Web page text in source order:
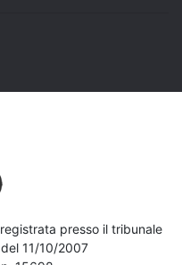
presso il tribunale
11/10/2007